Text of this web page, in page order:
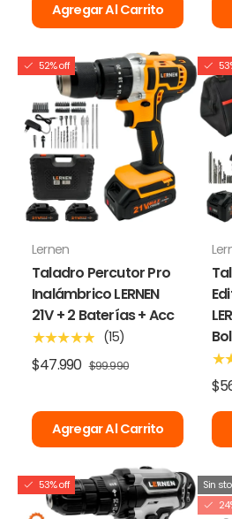
Agregar Al Carrito
52% off
Lernen
Taladro Percutor Pro
Inalámbrico LERNEN
21V + 2 Baterías + Acc
★★★★★ (15)
$47.990 $99.990
Agregar Al Carrito
53% off
Sin